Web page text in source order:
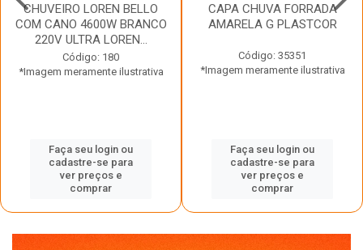
CHUVEIRO LOREN BELLO
COM CANO 4600W BRANCO
220V ULTRA LOREN...
Código: 180
*Imagem meramente ilustrativa
Faça seu login ou
cadastre-se para
ver preços e
comprar
CAPA CHUVA FORRADA
AMARELA G PLASTCOR
Código: 35351
*Imagem meramente ilustrativa
Faça seu login ou
cadastre-se para
ver preços e
comprar